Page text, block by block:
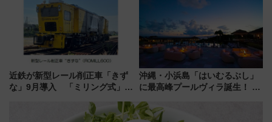
近鉄が新型レール削正車「きず
な」9月導入 「ミリング式」採
化！安全性や乗り心地の向上に
沖縄・小浜島「はいむるぶし」
に最高峰プールヴィラ誕生！ 石
美旅「何もしない贅沢」を体験